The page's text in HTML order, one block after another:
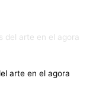
arte en el agora